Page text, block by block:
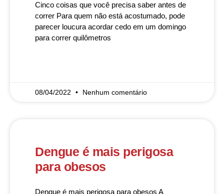
Cinco coisas que você precisa saber antes de
correr Para quem não está acostumado, pode
parecer loucura acordar cedo em um domingo
para correr quilômetros
08/04/2022 Nenhum comentário
Dengue é mais perigosa
para obesos
Dengue é mais perigosa para obesos A